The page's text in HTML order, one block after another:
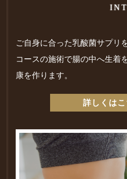
ご自身に合った乳酸菌サプリ
コースの施術で腸の中へ生着
康を作ります。
詳しくはこ